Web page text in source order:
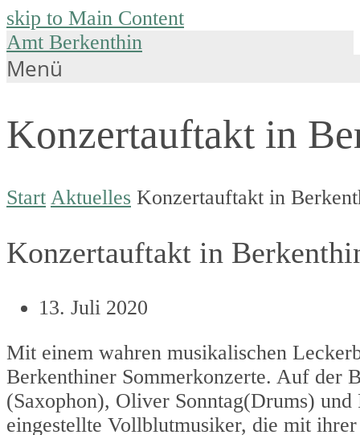
skip to Main Content
Amt Berkenthin
Menü
Konzertauftakt in
Start Aktuelles Konzertauftakt in
Konzertauftakt in
13. Juli 2020
Mit einem wahren musikalischen
Berkenthiner Sommerkonzerte. Auf der
(Saxophon), Oliver Sonntag(Drums)
eingestellte Vollblutmusiker, die mit